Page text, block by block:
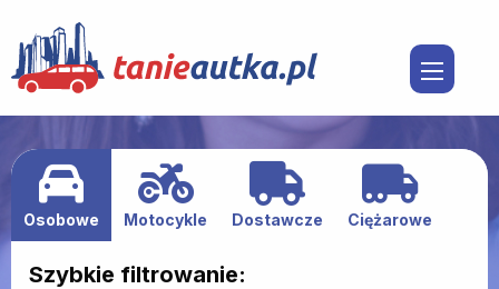
Osobowe Motocykle Dostawcze Ciężarowe
Szybkie filtrowanie: